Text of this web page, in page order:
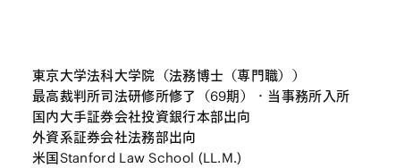
東京大学法科大学院（法務博士（専門職））
最高裁判所司法研修所修了（69期）・当事務所入所
国内大手証券会社投資銀行本部出向
外資系証券会社法務部出向
米国Stanford Law School (LL.M.)